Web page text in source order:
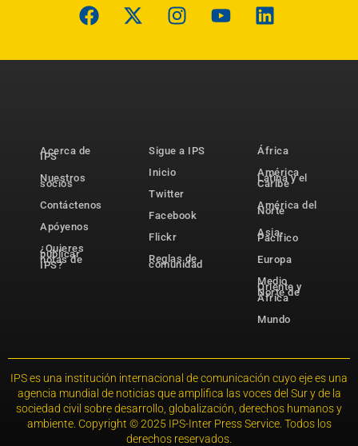
Acerca de
IPS
Nuestros
socios
Contáctenos
Apóyenos
¿Quieres
publicar
notas de
IPS?
Sigue a IPS
Inicio
Twitter
Facebook
Flickr
Reglas de
comunidad
África
América
Latina y el
Caribe
América del
Norte
Asia-
Pacífico
Europa
Medio
Oriente y
Norte de
África
Mundo
IPS es una institución internacional de comunicación cuyo eje es una
agencia mundial de noticias que amplifica las voces del Sur y de la
sociedad civil sobre desarrollo, globalización, derechos humanos y
ambiente. Copyright © 2025 IPS-Inter Press Service. Todos los
derechos reservados.